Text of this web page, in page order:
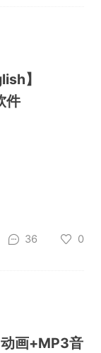
】
件
36 0
画+MP3音